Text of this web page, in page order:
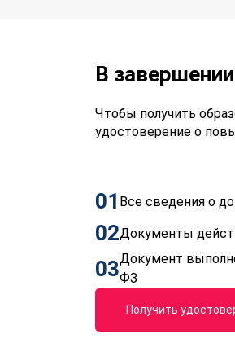
В
Чтобы получить
удостоверение о
01 Все сведения о
02Документы
03Документ
ФЗ
Получить